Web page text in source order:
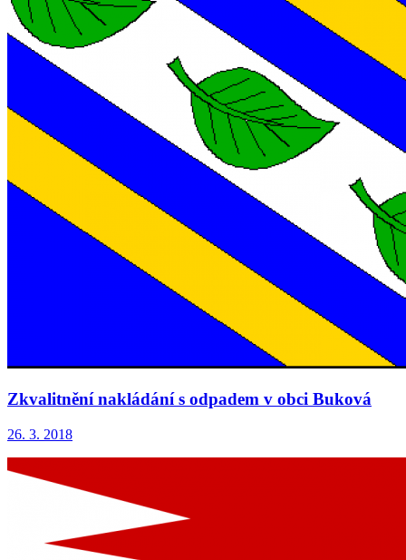
Zkvalitnění nakládání s odpadem v obci Buková
26. 3. 2018